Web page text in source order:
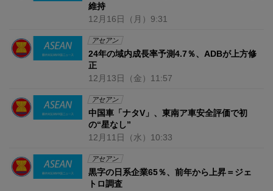
維持
12月16日 （月） 9:31
アセアン
24年の域内成長率予測4.7％、ADBが上方修
正
12月13日 （金） 11:57
アセアン
中国車「ナタV」、東南ア車安全評価で初
の“星なし”
12月11日 （水） 10:33
アセアン
黒字の日系企業65％、前年から上昇＝ジェ
トロ調査